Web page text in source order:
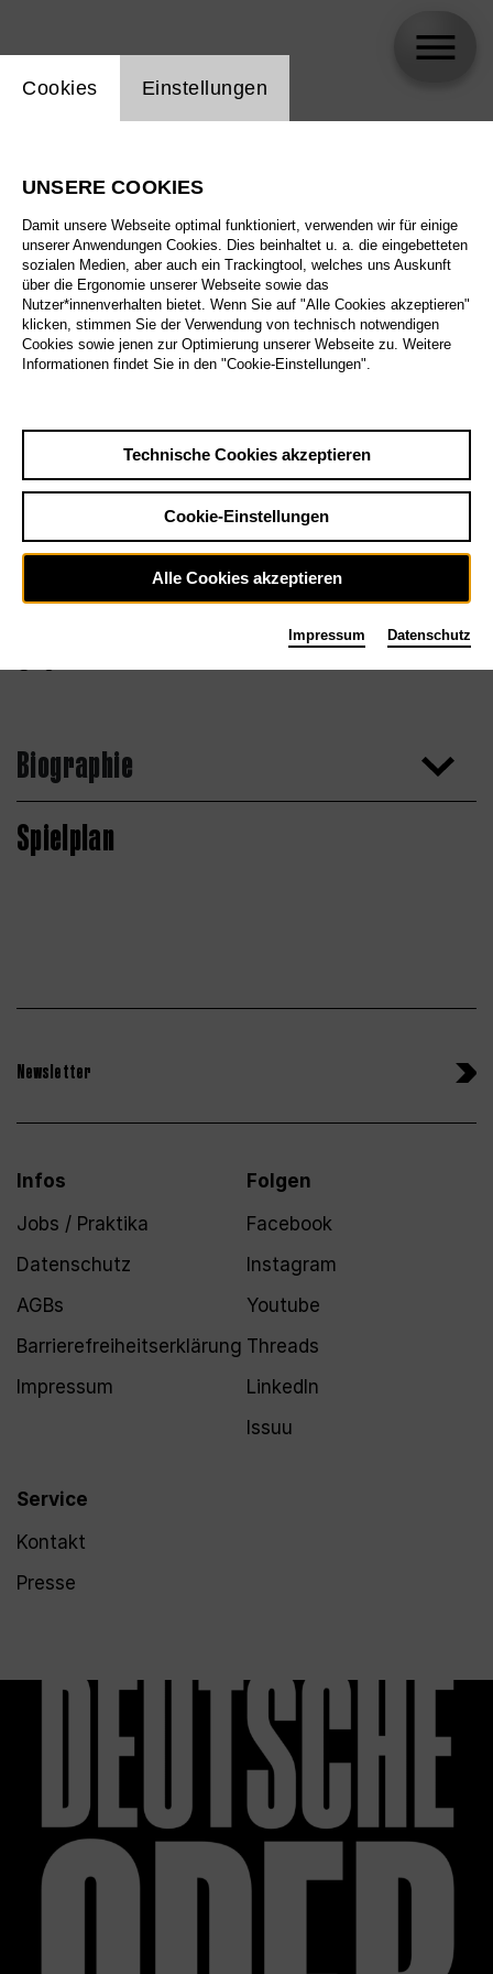
Biographie
Spielplan
Newsletter
Infos
Jobs / Praktika
Datenschutz
AGBs
Barrierefreiheitserklärung
Impressum
Service
Kontakt
Presse
Folgen
Facebook
Instagram
Youtube
Threads
LinkedIn
Issuu
Einstellung Website Cookie
Cookies Einstellungen
UNSERE COOKIES
Damit unsere Webseite optimal funktioniert, verwenden wir für einige
unserer Anwendungen Cookies. Dies beinhaltet u. a. die eingebetteten
sozialen Medien, aber auch ein Trackingtool, welches uns Auskunft
über die Ergonomie unserer Webseite sowie das
Nutzer*innenverhalten bietet. Wenn Sie auf "Alle Cookies akzeptieren"
klicken, stimmen Sie der Verwendung von technisch notwendigen
Cookies sowie jenen zur Optimierung unserer Webseite zu. Weitere
Informationen findet Sie in den "Cookie-Einstellungen".
Technische Cookies akzeptieren
Cookie-Einstellungen
Alle Cookies akzeptieren
Impressum Datenschutz